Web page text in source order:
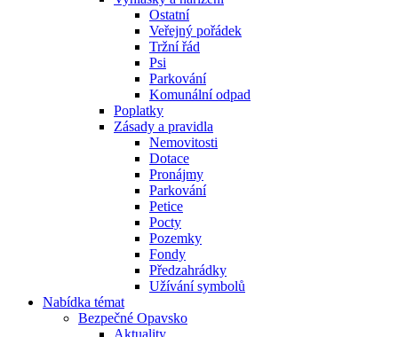
Ostatní
Veřejný pořádek
Tržní řád
Psi
Parkování
Komunální odpad
Poplatky
Zásady a pravidla
Nemovitosti
Dotace
Pronájmy
Parkování
Petice
Pocty
Pozemky
Fondy
Předzahrádky
Užívání symbolů
Nabídka témat
Bezpečné Opavsko